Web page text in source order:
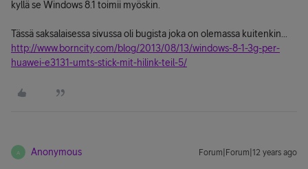
kyllä se Windows 8.1 toimii myöskin.
Tässä saksalaisessa sivussa oli bugista joka on olemassa kuitenkin...
http://www.borncity.com/blog/2013/08/13/windows-8-1-3g-per-
huawei-e3131-umts-stick-mit-hilink-teil-5/
A Anonymous Forum|Forum|12 years ago